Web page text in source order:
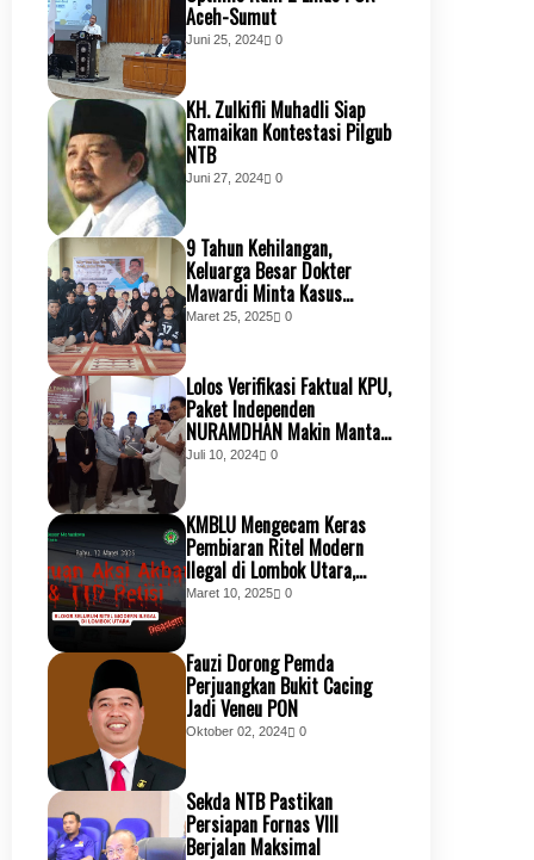
Aceh-Sumut
Juni 25, 2024 0
KH. Zulkifli Muhadli Siap
Ramaikan Kontestasi Pilgub
NTB
Juni 27, 2024 0
9 Tahun Kehilangan,
Keluarga Besar Dokter
Mawardi Minta Kasus
Kembali Dibuka
Maret 25, 2025 0
Lolos Verifikasi Faktual KPU,
Paket Independen
NURAMDHAN Makin Mantap
Jemput Kemenangan
Juli 10, 2024 0
KMBLU Mengecam Keras
Pembiaran Ritel Modern
Ilegal di Lombok Utara,
Tuntut Transparansi
Maret 10, 2025 0
Fauzi Dorong Pemda
Perjuangkan Bukit Cacing
Jadi Veneu PON
Oktober 02, 2024 0
Sekda NTB Pastikan
Persiapan Fornas VIII
Berjalan Maksimal